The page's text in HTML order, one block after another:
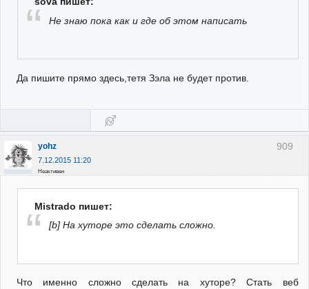
Не знаю пока как и где об этом написать
Да пишите прямо здесь,тетя Зэла не будет против.
909
yohz
7.12.2015 11:20
Неактивен
Mistrado пишет:
[b] На хуторе это сделать сложно.
Что именно сложно сделать на хуторе? Стать веб